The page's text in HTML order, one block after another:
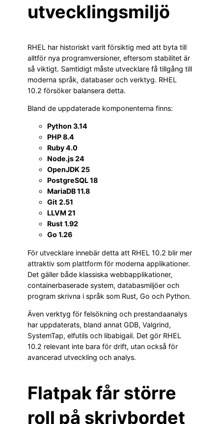
utvecklingsmiljö
RHEL har historiskt varit försiktig med att byta till
alltför nya programversioner, eftersom stabilitet är
så viktigt. Samtidigt måste utvecklare få tillgång till
moderna språk, databaser och verktyg. RHEL
10.2 försöker balansera detta.
Bland de uppdaterade komponenterna finns:
Python 3.14
PHP 8.4
Ruby 4.0
Node.js 24
OpenJDK 25
PostgreSQL 18
MariaDB 11.8
Git 2.51
LLVM 21
Rust 1.92
Go 1.26
För utvecklare innebär detta att RHEL 10.2 blir mer
attraktiv som plattform för moderna applikationer.
Det gäller både klassiska webbapplikationer,
containerbaserade system, databasmiljöer och
program skrivna i språk som Rust, Go och Python.
Även verktyg för felsökning och prestandaanalys
har uppdaterats, bland annat GDB, Valgrind,
SystemTap, elfutils och libabigail. Det gör RHEL
10.2 relevant inte bara för drift, utan också för
avancerad utveckling och analys.
Flatpak får större
roll på skrivbordet